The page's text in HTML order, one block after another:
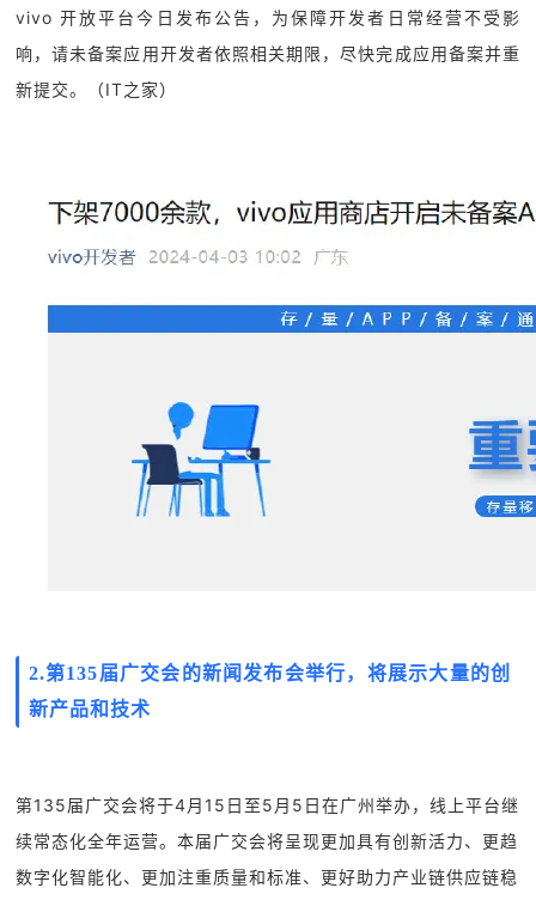
vivo 开放平台今日发布公告，为保障开发者日常经营不受影
响，请未备案应用开发者依照相关期限，尽快完成应用备案并重
新提交。（IT之家）
2.第135届广交会的新闻发布会举行，将展示大量的创
新产品和技术
第135届广交会将于4月15日至5月5日在广州举办，线上平台继
续常态化全年运营。本届广交会将呈现更加具有创新活力、更趋
数字化智能化、更加注重质量和标准、更好助力产业链供应链稳